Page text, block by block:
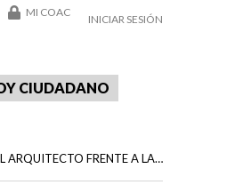
MI COAC
INICIAR SESIÓN
CIUDADANO
ARQUITECTO FRENTE A LA…